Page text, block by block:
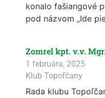
konalo fašiangové
pod názvom „Ide
Zomrel kpt. v.v.
1 februára, 2025
Klub Topoľčany
Rada klubu